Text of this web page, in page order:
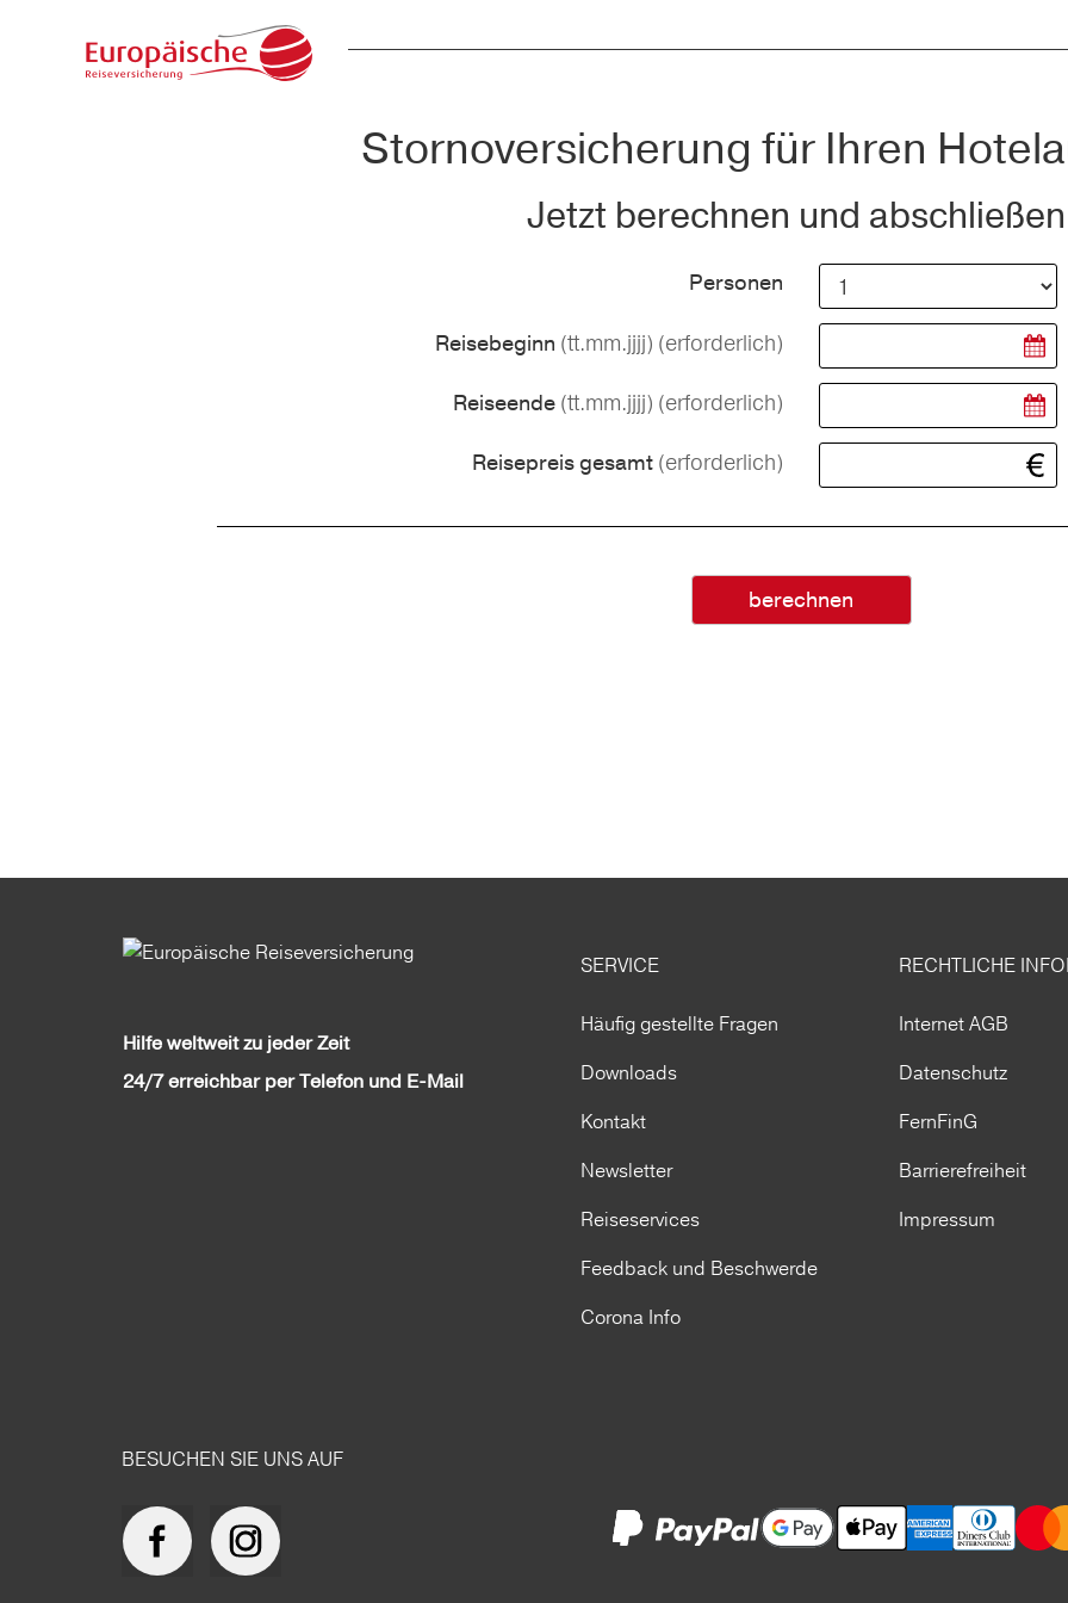
Stornoversicherung für Ihren
Jetzt berechnen und
Personen
Reisebeginn (tt.mm.jjjj) (erforderlich)
Reiseende (tt.mm.jjjj) (erforderlich)
Reisepreis gesamt (erforderlich)
berechnen
Hilfe weltweit zu jeder Zeit
24/7 erreichbar per Telefon und E-Mail
SERVICE
Häufig gestellte Fragen
Downloads
Kontakt
Newsletter
Reiseservices
Feedback und Beschwerde
Corona Info
RECHTLICHE
Internet AGB
Datenschutz
FernFinG
Barrierefreiheit
Impressum
BESUCHEN SIE UNS AUF